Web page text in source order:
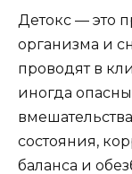
Детокс — это
организма и
проводят в
иногда
состояния,
баланса и